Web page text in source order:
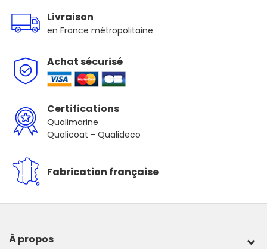
Livraison
en France métropolitaine
Achat sécurisé
Certifications
Qualimarine
Qualicoat - Qualideco
Fabrication française
À propos